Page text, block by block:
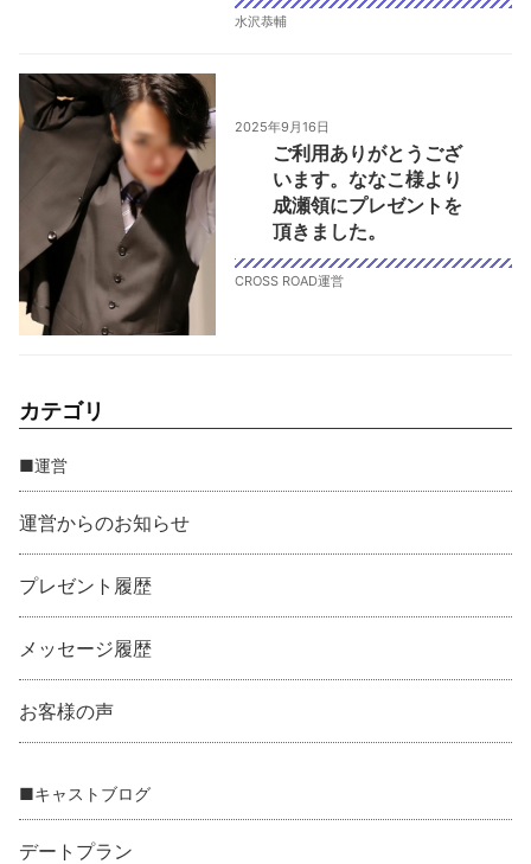
水沢恭輔
2025年9月16日
ご利用ありがとうござ
います。ななこ様より
成瀬領にプレゼントを
頂きました。
CROSS ROAD運営
カテゴリ
■運営
運営からのお知らせ
プレゼント履歴
メッセージ履歴
お客様の声
■キャストブログ
デートプラン